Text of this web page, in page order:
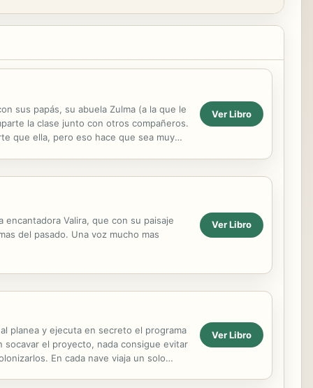
sus papás, su abuela Zulma (a la que le
la clase junto con otros compañeros.
que ella, pero eso hace que sea muy
Ver Libro
Valira, que con su paisaje
del pasado. Una voz mucho mas
Ver Libro
planea y ejecuta en secreto el programa
socavar el proyecto, nada consigue evitar
En cada nave viaja un solo
Ver Libro